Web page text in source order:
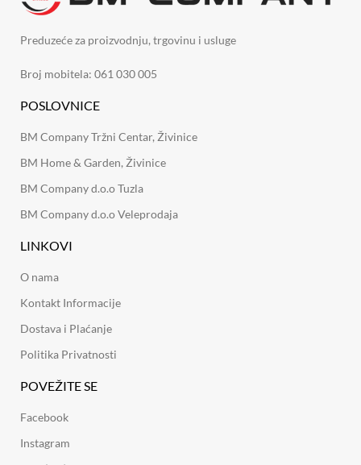
Preduzeće za proizvodnju, trgovinu i usluge
Broj mobitela: 061 030 005
POSLOVNICE
BM Company Tržni Centar, Živinice
BM Home & Garden, Živinice
BM Company d.o.o Tuzla
BM Company d.o.o Veleprodaja
LINKOVI
O nama
Kontakt Informacije
Dostava i Plaćanje
Politika Privatnosti
POVEŽITE SE
Facebook
Instagram